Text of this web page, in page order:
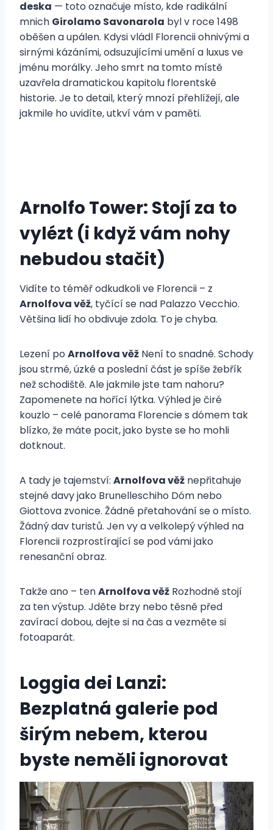
deska — toto označuje místo, kde radikální
mnich Girolamo Savonarola byl v roce 1498
oběšen a upálen. Kdysi vládl Florencii ohnivými a
sirnými kázáními, odsuzujícími umění a luxus ve
jménu morálky. Jeho smrt na tomto místě
uzavřela dramatickou kapitolu florentské
historie. Je to detail, který mnozí přehlížejí, ale
jakmile ho uvidíte, utkví vám v paměti.
Arnolfo Tower: Stojí za to
vylézt (i když vám nohy
nebudou stačit)
Vidíte to téměř odkudkoli ve Florencii – z
Arnolfova věž, tyčící se nad Palazzo Vecchio.
Většina lidí ho obdivuje zdola. To je chyba.
Lezení po Arnolfova věž Není to snadné. Schody
jsou strmé, úzké a poslední část je spíše žebřík
než schodiště. Ale jakmile jste tam nahoru?
Zapomenete na hořící lýtka. Výhled je čiré
kouzlo – celé panorama Florencie s dómem tak
blízko, že máte pocit, jako byste se ho mohli
dotknout.
A tady je tajemství: Arnolfova věž nepřitahuje
stejné davy jako Brunelleschiho Dóm nebo
Giottova zvonice. Žádné přetahování se o místo.
Žádný dav turistů. Jen vy a velkolepý výhled na
Florencii rozprostírající se pod vámi jako
renesanční obraz.
Takže ano – tenArnolfova věž Rozhodně stojí
za ten výstup. Jděte brzy nebo těsně před
zavírací dobou, dejte si na čas a vezměte si
fotoaparát.
Loggia dei Lanzi:
Bezplatná galerie pod
širým nebem, kterou
byste neměli ignorovat